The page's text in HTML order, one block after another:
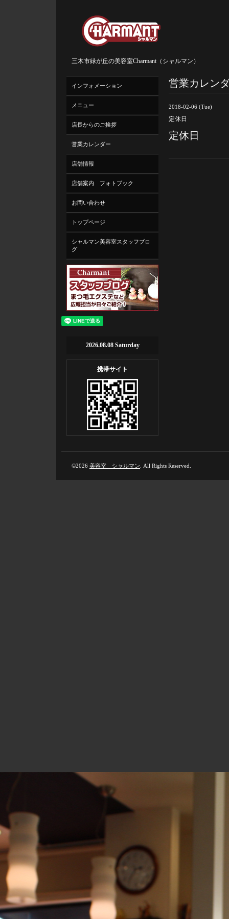
三木市緑が丘の美容室Charmant（シャルマン）
営業カレン
2018-02-06 (Tue)
定休日
定休日
インフォメーション
メニュー
店長からのご挨拶
営業カレンダー
店舗情報
店舗案内 フォトブック
お問い合わせ
トップページ
シャルマン美容室スタッフブロ
グ
2026.08.08 Saturday
携帯サイト
©2026 美容室 シャルマン . All Rights Reserved.